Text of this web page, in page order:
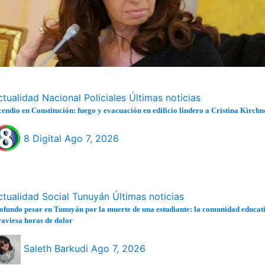
Nacional Policiales Últimas noticias
en Constitución: fuego y evacuación en edificio lindero a Cristina
8 Digital Ago 7, 2026
Social Tunuyán Últimas noticias
pesar en Tunuyán por la muerte de una estudiante: la comunidad
horas de dolor
Saleth Barkudi Ago 7, 2026